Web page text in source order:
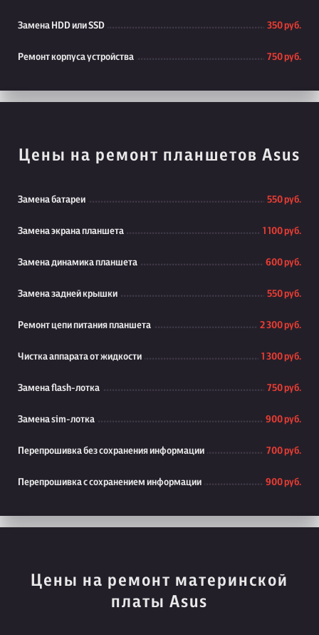
Замена HDD или SSD 350 руб.
Ремонт корпуса устройства 750 руб.
Цены на ремонт планшетов Asus
Замена батареи 550 руб.
Замена экрана планшета 1 100 руб.
Замена динамика планшета 600 руб.
Замена задней крышки 550 руб.
Ремонт цепи питания планшета 2 300 руб.
Чистка аппарата от жидкости 1 300 руб.
Замена flash-лотка 750 руб.
Замена sim-лотка 900 руб.
Перепрошивка без сохранения информации 700 руб.
Перепрошивка с сохранением информации 900 руб.
Цены на ремонт материнской
платы Asus